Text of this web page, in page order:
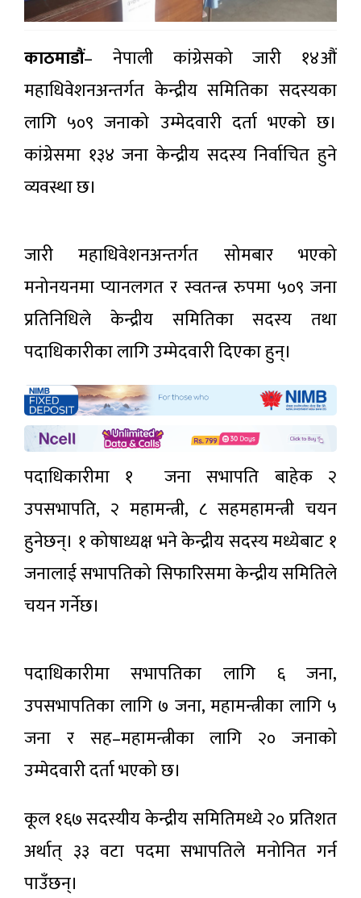
काठमाडौं– नेपाली कांग्रेसको जारी १४औं
महाधिवेशनअन्तर्गत केन्द्रीय समितिका सदस्यका
लागि ५०९ जनाको उम्मेदवारी दर्ता भएको छ।
कांग्रेसमा १३४ जना केन्द्रीय सदस्य निर्वाचित हुने
व्यवस्था छ।
जारी महाधिवेशनअन्तर्गत सोमबार भएको
मनोनयनमा प्यानलगत र स्वतन्त्र रुपमा ५०९ जना
प्रतिनिधिले केन्द्रीय समितिका सदस्य तथा
पदाधिकारीका लागि उम्मेदवारी दिएका हुन्।
पदाधिकारीमा १ जना सभापति बाहेक २
उपसभापति, २ महामन्त्री, ८ सहमहामन्त्री चयन
हुनेछन्। १ कोषाध्यक्ष भने केन्द्रीय सदस्य मध्येबाट १
जनालाई सभापतिको सिफारिसमा केन्द्रीय समितिले
चयन गर्नेछ।
पदाधिकारीमा सभापतिका लागि ६ जना,
उपसभापतिका लागि ७ जना, महामन्त्रीका लागि ५
जना र सह–महामन्त्रीका लागि २० जनाको
उम्मेदवारी दर्ता भएको छ।
कूल १६७ सदस्यीय केन्द्रीय समितिमध्ये २० प्रतिशत
अर्थात् ३३ वटा पदमा सभापतिले मनोनित गर्न
पाउँछन्।